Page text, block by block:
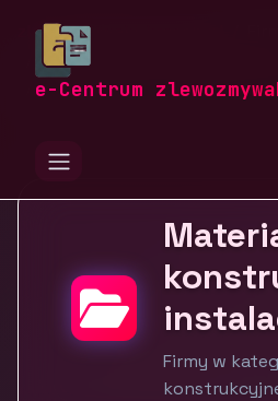
e-Centrum
zlewozmywaki-krosch.pl
Budownictwo i
Materiały konstrukcyjne i
Firmy w